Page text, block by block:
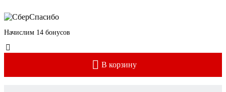
Начислим 14 бонусов
В корзину